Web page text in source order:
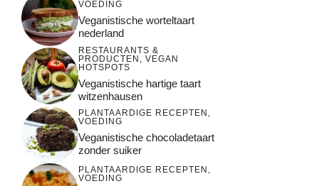
VOEDING
Veganistische worteltaart
nederland
RESTAURANTS &
PRODUCTEN , VEGAN
HOTSPOTS
Veganistische hartige taart
witzenhausen
PLANTAARDIGE RECEPTEN ,
VOEDING
Veganistische chocoladetaart
zonder suiker
PLANTAARDIGE RECEPTEN ,
VOEDING